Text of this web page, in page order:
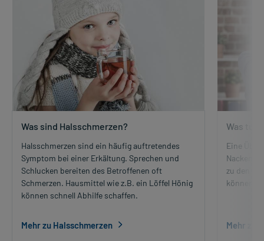
Was sind Halsschmerzen?
Halsschmerzen sind ein häufig auftretendes
Symptom bei einer Erkältung. Sprechen und
Schlucken bereiten des Betroffenen oft
Schmerzen. Hausmittel wie z.B. ein Löffel Hönig
können schnell Abhilfe schaffen.
Mehr zu Halsschmerzen
Was tun
Eine
zu den
können
Mehr zu